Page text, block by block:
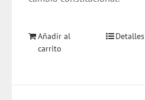
Añadir al
carrito
Detalles